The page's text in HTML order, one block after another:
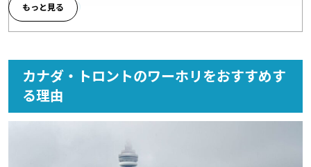
率が低い）
1.5有名な観光スポットやイベントが豊富でプライベー
1.6
多民族かつ多文化な社会で芸術・食べ物・コミュニ
ティなどを幅広く体感できる
1.7社会保障制度が充実しており健康保険を利用すれば
医療費はほとんど無料
され刺激的な生活も送れる
カナダ・トロントのワーホリをおすすめす
る理由